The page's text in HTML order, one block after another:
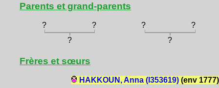
Parents et grand-parents
? ? ?
?
?
?
Frères et sœurs
HAKKOUN, Anna (I353619)(env 1777)